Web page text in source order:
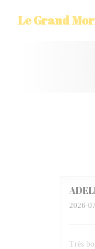
Le Grand
2026-
Très